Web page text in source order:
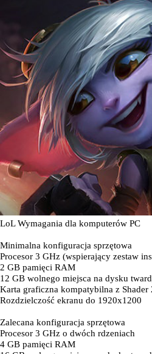
LoL Wymagania dla komputerów PC
Minimalna konfiguracja sprzętowa
Procesor 3 GHz (wspierający zestaw
2 GB pamięci RAM
12 GB wolnego miejsca na dysku
Karta graficzna kompatybilna z Shader
Rozdzielczość ekranu do 1920x1200
Zalecana konfiguracja sprzętowa
Procesor 3 GHz o dwóch rdzeniach
4 GB pamięci RAM